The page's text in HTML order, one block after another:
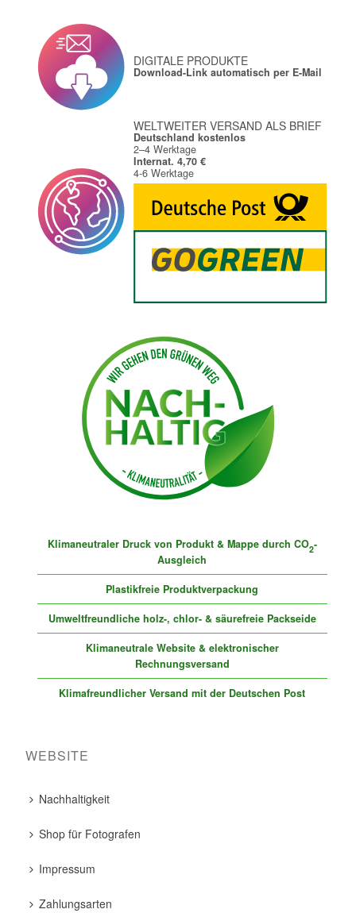
DIGITALE PRODUKTE
Download-Link automatisch per E-Mail
WELTWEITER VERSAND ALS BRIEF
Deutschland kostenlos
2–4 Werktage
Internat. 4,70 €
4-6 Werktage
Klimaneutraler Druck von Produkt & Mappe durch CO2-
Ausgleich
Plastikfreie Produktverpackung
Umweltfreundliche holz-, chlor- & säurefreie Packseide
Klimaneutrale Website & elektronischer
Rechnungsversand
Klimafreundlicher Versand mit der Deutschen Post
WEBSITE
Nachhaltigkeit
Shop für Fotografen
Impressum
Zahlungsarten